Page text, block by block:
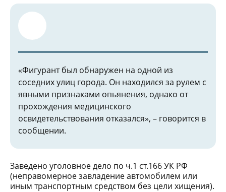
«Фигурант был обнаружен на одной из
соседних улиц города. Он находился за рулем с
явными признаками опьянения, однако от
прохождения медицинского
освидетельствования отказался», – говорится в
сообщении.
Заведено уголовное дело по ч.1 ст.166 УК РФ
(неправомерное завладение автомобилем или
иным транспортным средством без цели хищения).